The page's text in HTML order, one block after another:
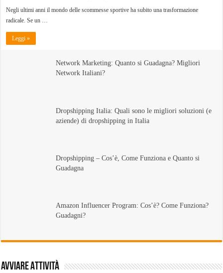
Negli ultimi anni il mondo delle scommesse sportive ha subito una trasformazione
radicale. Se un …
Leggi »
Network Marketing: Quanto si Guadagna? Migliori
Network Italiani?
Dropshipping Italia: Quali sono le migliori soluzioni (e
aziende) di dropshipping in Italia
Dropshipping – Cos’è, Come Funziona e Quanto si
Guadagna
Amazon Influencer Program: Cos’è? Come Funziona?
Guadagni?
Avviare Attività